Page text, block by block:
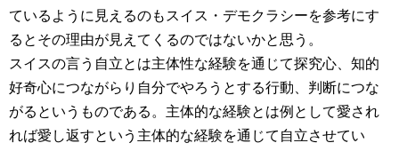
ているように見えるのもスイス・デモクラシーを参考にす
るとその理由が見えてくるのではないかと思う。
スイスの言う自立とは主体性な経験を通じて探究心、知的
好奇心につながらり自分でやろうとする行動、判断につな
がるというものである。主体的な経験とは例として愛され
れば愛し返すという主体的な経験を通じて自立させてい